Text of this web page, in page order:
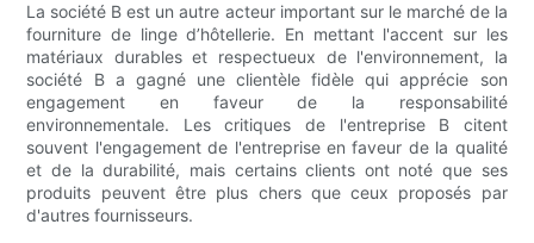
La société B est un autre acteur important sur le marché de la
fourniture de linge d’hôtellerie. En mettant l'accent sur les
matériaux durables et respectueux de l'environnement, la
société B a gagné une clientèle fidèle qui apprécie son
engagement en faveur de la responsabilité
environnementale. Les critiques de l'entreprise B citent
souvent l'engagement de l'entreprise en faveur de la qualité
et de la durabilité, mais certains clients ont noté que ses
produits peuvent être plus chers que ceux proposés par
d'autres fournisseurs.